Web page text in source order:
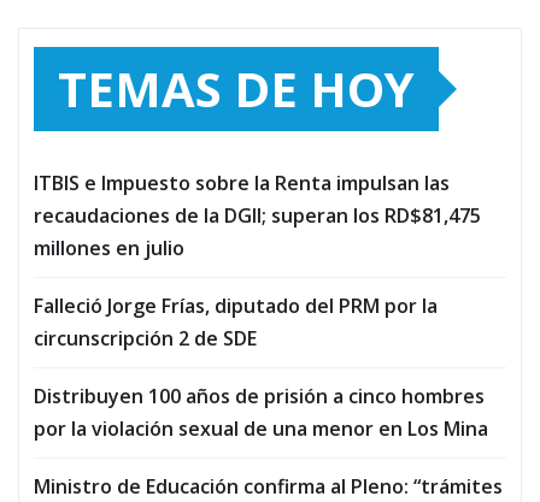
TEMAS DE HOY
ITBIS e Impuesto sobre la Renta impulsan las
recaudaciones de la DGII; superan los RD$81,475
millones en julio
Falleció Jorge Frías, diputado del PRM por la
circunscripción 2 de SDE
Distribuyen 100 años de prisión a cinco hombres
por la violación sexual de una menor en Los Mina
Ministro de Educación confirma al Pleno: “trámites